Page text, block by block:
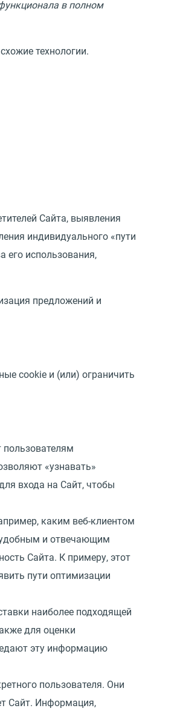
в полном
технологии.
Сайта, выявления
индивидуального «пути
его использования,
предложений и
cookie и (или) ограничить
пользователям
«узнавать»
входа на Сайт, чтобы
каким веб-клиентом
удобным и отвечающим
Сайта. К примеру, этот
пути оптимизации
наиболее подходящей
для оценки
эту информацию
пользователя. Они
Сайт. Информация,